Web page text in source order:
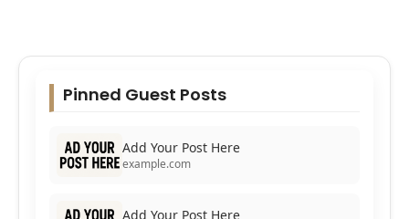
Pinned Guest Posts
Add Your Post Here
example.com
Add Your Post Here